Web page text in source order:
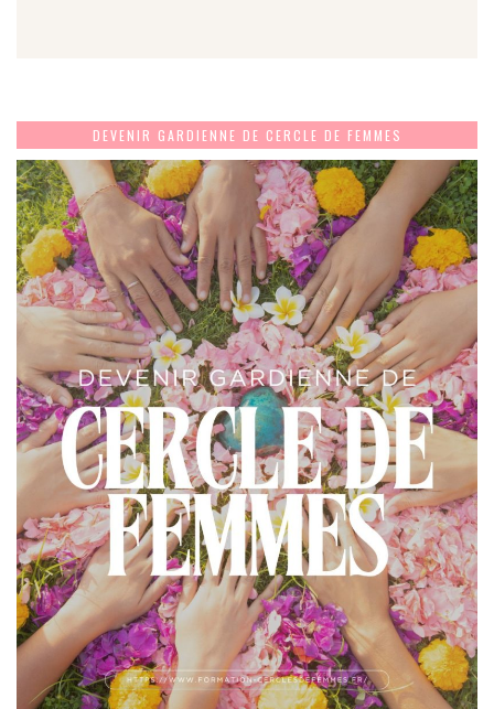
DEVENIR GARDIENNE DE CERCLE DE FEMMES